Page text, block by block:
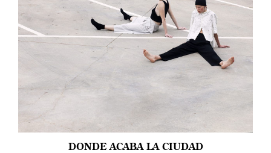
DONDE ACABA LA CIUDAD